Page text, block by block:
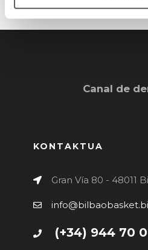
Canal de
KONTAKTUA
Gran Vía 80 - 48011
(+34) 944 70